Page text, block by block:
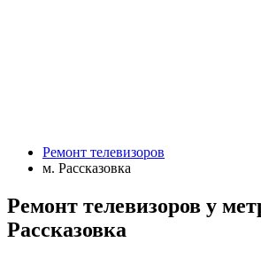
Ремонт телевизоров
м. Рассказовка
Ремонт телевизоров у
Рассказовка